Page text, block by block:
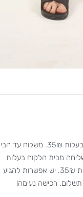
משלוח חינם בקנייה מעל 499₪. משלוח בעלות 35₪. משלוח
ושליחה מבית הלקוח בעלות
35₪. החזרה – איסוף מבית הלקוח בעלות 35₪. יש אפשרות להגיע
רכישה נעימה!